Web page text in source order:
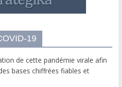
19
de cette pandémie virale afin
bases chiffrées fiables et